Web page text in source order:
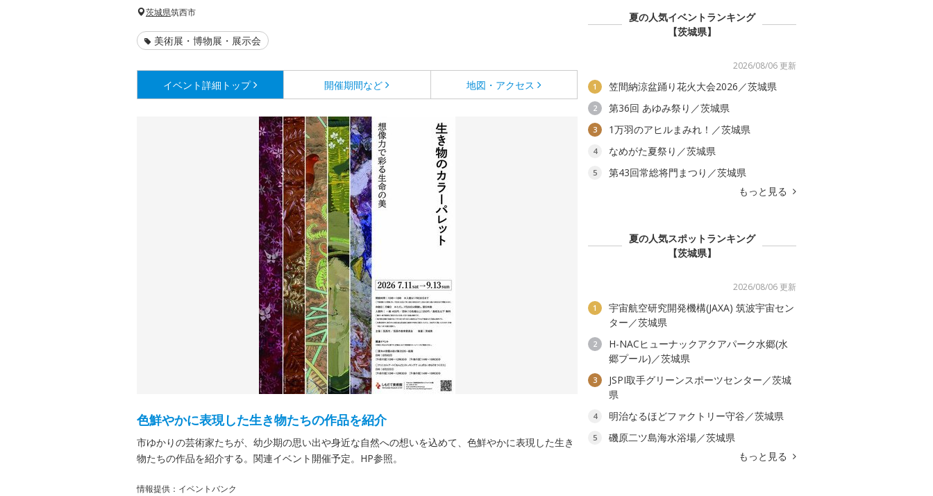
茨城県筑西市
美術展・博物展・展示会
イベント詳細 トップ 開催期間など 地図・アクセス
色鮮やかに表現した生き物たちの作品を紹介
市ゆかりの芸術家たちが、幼少期の思い出や身近な自然への想いを込めて、色鮮やかに表現した生き
物たちの作品を紹介する。関連イベント開催予定。HP参照。
情報提供：イベントバンク
夏の人気イベントランキング
【茨城県】
2026/08/06 更新
1 笠間納涼盆踊り花火大会2026／茨城県
2 第36回 あゆみ祭り／茨城県
3 1万羽のアヒルまみれ！／茨城県
4 なめがた夏祭り／茨城県
5
第43回常総将門まつり／茨城県
もっと見る
夏の人気スポットランキング
【茨城県】
2026/08/06 更新
1
宇宙航空研究開発機構(JAXA) 筑波宇宙セン
ター／茨城県
2
H-NACヒューナックアクアパーク水郷(水
郷プール)／茨城県
3
JSPI取手グリーンスポーツセンター／茨城
県
4 明治なるほどファクトリー守谷／茨城県
5
磯原二ツ島海水浴場／茨城県
もっと見る